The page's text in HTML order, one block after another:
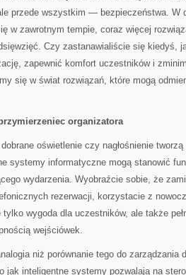
przede wszystkim — bezpieczeństwa. W
w zawrotnym tempie, coraz więcej
Czy zastanawialiście się kiedyś,
zapewnić komfort uczestników i
się w świat rozwiązań, które mogą
organizatora
oświetlenie czy nagłośnienie
systemy informatyczne mogą stanowić
wydarzenia. Wyobraźcie sobie, że
rezerwacji, korzystacie z
tylko wygoda dla uczestników, ale także
wejściówek.
niż porównanie tego do zarządzania
jak inteligentne systemy pozwalają na